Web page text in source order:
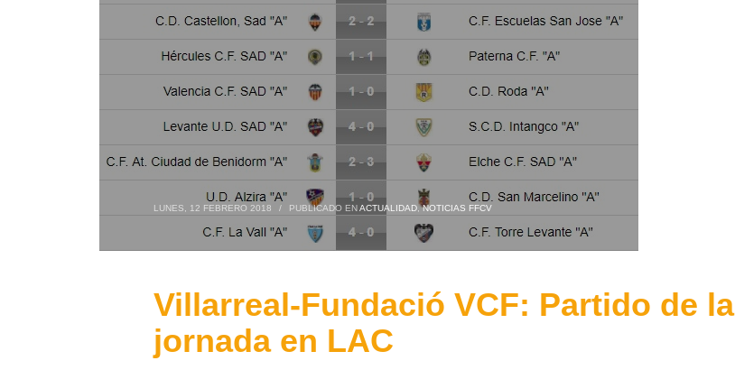
LUNES, 12 FEBRERO 2018 / PUBLICADO ENACTUALIDAD,NOTICIAS FFCV
Villarreal-Fundació VCF: Partido de la
jornada en LAC